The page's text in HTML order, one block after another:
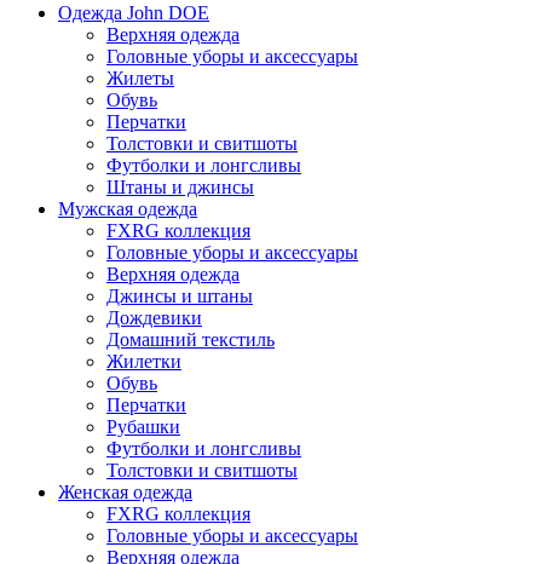
Одежда John DOE
Верхняя одежда
Головные уборы и аксессуары
Жилеты
Обувь
Перчатки
Толстовки и свитшоты
Футболки и лонгсливы
Штаны и джинсы
Мужская одежда
FXRG коллекция
Головные уборы и аксессуары
Верхняя одежда
Джинсы и штаны
Дождевики
Домашний текстиль
Жилетки
Обувь
Перчатки
Рубашки
Футболки и лонгсливы
Толстовки и свитшоты
Женская одежда
FXRG коллекция
Головные уборы и аксессуары
Верхняя одежда